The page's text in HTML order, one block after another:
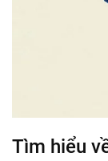
Tìm hiểu